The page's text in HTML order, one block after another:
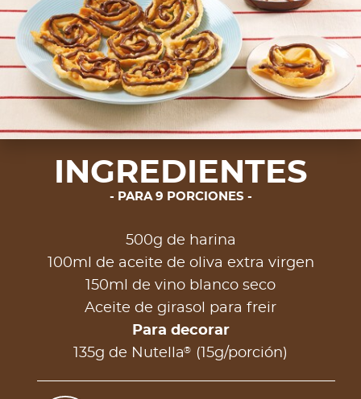
INGREDIENTES
PARA 9 PORCIONES
500g de harina
100ml de aceite de oliva extra virgen
150ml de vino blanco seco
Aceite de girasol para freir
Para decorar
135g de Nutella® (15g/porción)